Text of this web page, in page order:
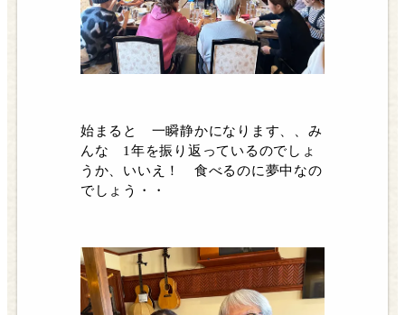
始まると 一瞬静かになります、、み
んな 1年を振り返っているのでしょ
うか、いいえ！ 食べるのに夢中なの
でしょう・・